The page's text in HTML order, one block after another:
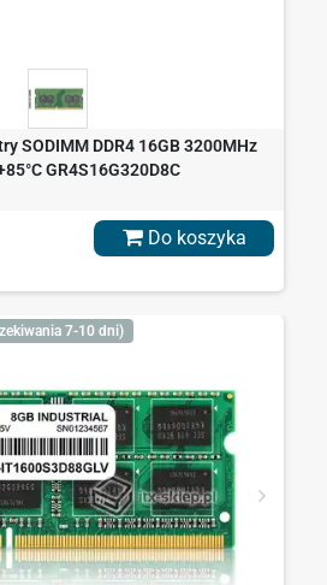
SODIMM DDR4 16GB 3200MHz
GR4S16G320D8C
Do koszyka
7-10 dni)